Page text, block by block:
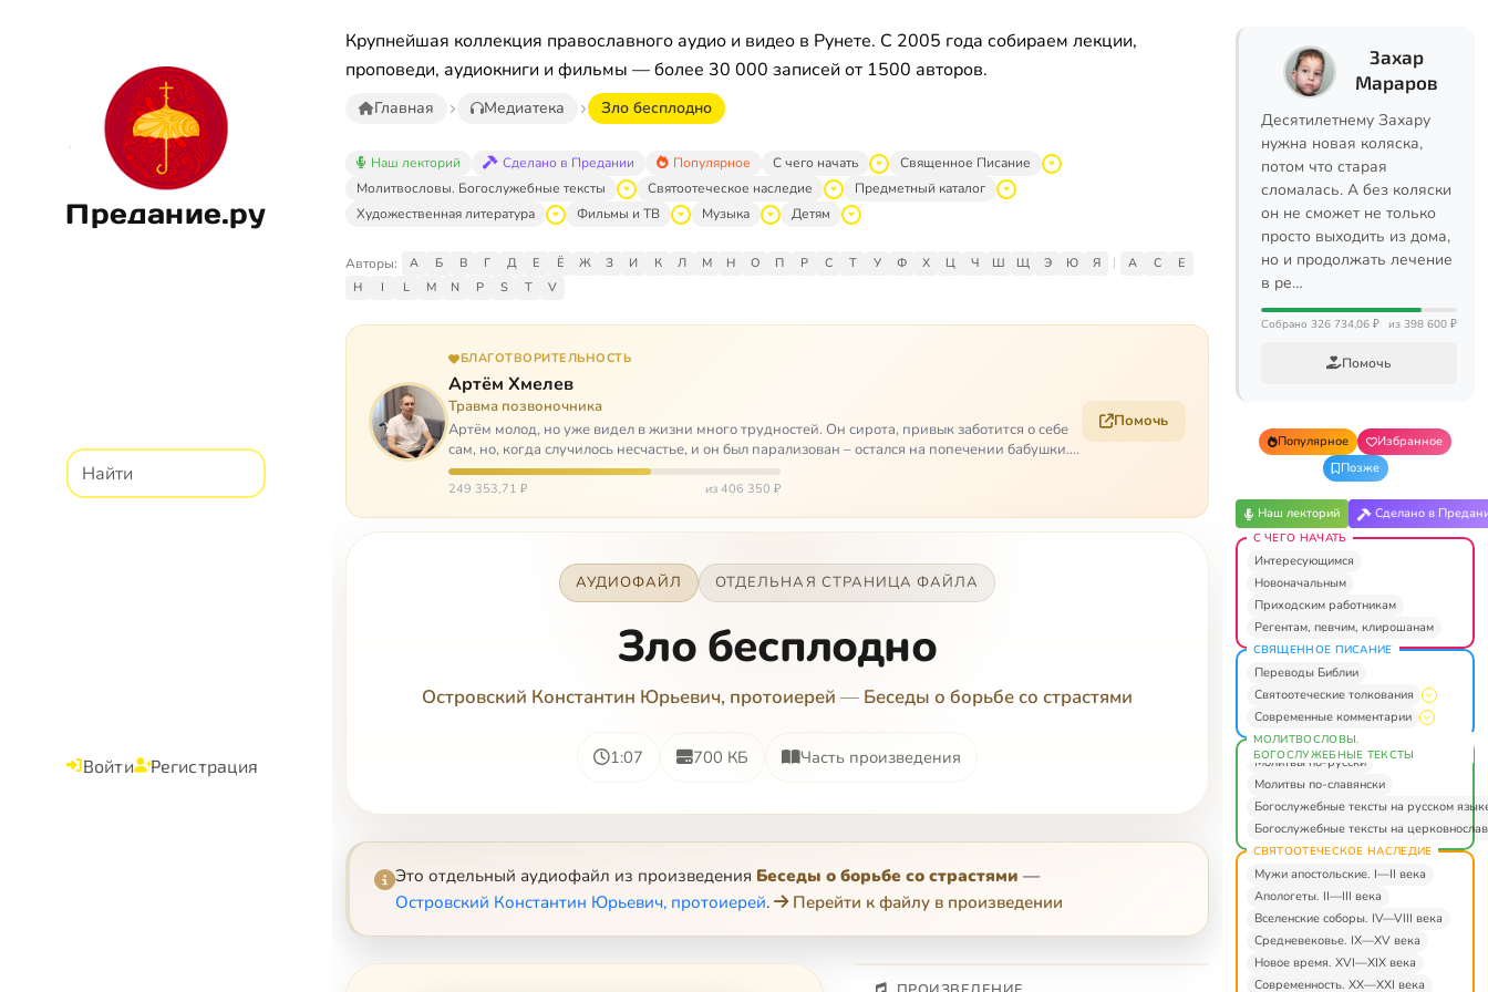
Предание.ру
Войти Регистрация
Крупнейшая коллекция православного аудио и видео в Рунете. С 2005 года собираем лекции,
проповеди, аудиокниги и фильмы — более 30 000 записей от 1500 авторов.
Главная Медиатека Зло бесплодно
Наш лекторий Сделано в Предании Популярное С чего начать
Священное Писание
Молитвословы. Богослужебные тексты
Святоотеческое наследие
Предметный каталог
Художественная литература
Фильмы и ТВ Музыка Детям
Авторы: А Б В Г Д Е Ё Ж З И К Л М Н О П Р С Т У Ф Х Ц Ч Ш Щ Э Ю Я | A C
E
H
I L M N P S T V
БЛАГОТВОРИТЕЛЬНОСТЬ
Артём Хмелев
Травма позвоночника
Артём молод, но уже видел в жизни много трудностей. Он сирота, привык заботится о себе
сам, но, когда случилось несчастье, и он был парализован – остался на попечении бабушки.
И кр…
249 353,71 ₽ из 406 350 ₽
Помочь
АУДИОФАЙЛ ОТДЕЛЬНАЯ СТРАНИЦА ФАЙЛА
Зло бесплодно
Островский Константин Юрьевич, протоиерей — Беседы о борьбе со страстями
1:07 700 КБ Часть произведения
Это отдельный аудиофайл из произведения Беседы о борьбе со страстями —
Островский Константин Юрьевич, протоиерей. Перейти к файлу в произведении
Захар
Мараров
Десятилетнему Захару
нужна новая коляска,
потом что старая
сломалась. А без коляски
он не сможет не только
просто выходить из дома,
но и продолжать лечение
в ре…
Собрано 326 734,06 ₽ из 398 600 ₽
Помочь
Популярное
Избранное
Позже
Наш лекторий Сделано в
С ЧЕГО НАЧАТЬ
Интересующимся
Новоначальным
Приходским работникам
Регентам, певчим, клирошанам
СВЯЩЕННОЕ ПИСАНИЕ
Переводы Библии
Святоотеческие толкования
Современные комментарии
МОЛИТВОСЛОВЫ.
БОГОСЛУЖЕБНЫЕ ТЕКСТЫ
Молитвы по-русски
Молитвы по-славянски
Богослужебные тексты на русском
Богослужебные тексты на
СВЯТООТЕЧЕСКОЕ НАСЛЕДИЕ
Мужи апостольские. I—II века
Апологеты. II—III века
Вселенские соборы. IV—VIII века
Средневековье. IX—XV века
Новое время. XVI—XIX века
Современность. XX—XXI века